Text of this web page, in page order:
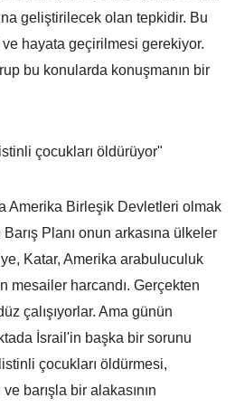
geliştirilecek olan tepkidir. Bu
hayata geçirilmesi gerekiyor.
bu konularda konuşmanın bir
çocukları öldürüyor"
Amerika Birleşik Devletleri olmak
Planı onun arkasına ülkeler
Katar, Amerika arabuluculuk
mesailer harcandı. Gerçekten
çalışıyorlar. Ama günün
İsrail'in başka bir sorunu
çocukları öldürmesi,
barışla bir alakasının